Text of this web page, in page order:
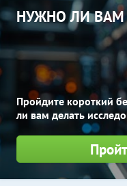
НУЖНО ЛИ ВАМ
Пройдите короткий
ли вам делать